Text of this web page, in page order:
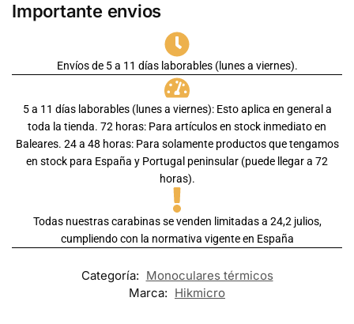
Importante envios
Envíos de 5 a 11 días laborables (lunes a viernes).
5 a 11 días laborables (lunes a viernes): Esto aplica en general a
toda la tienda. 72 horas: Para artículos en stock inmediato en
Baleares. 24 a 48 horas: Para solamente productos que tengamos
en stock para España y Portugal peninsular (puede llegar a 72
horas).
Todas nuestras carabinas se venden limitadas a 24,2 julios,
cumpliendo con la normativa vigente en España
Categoría: Monoculares térmicos
Marca: Hikmicro